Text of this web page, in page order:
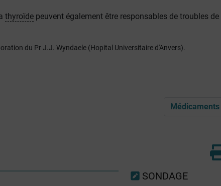
thyroïdepeuvent également être responsables de troubles de
du Pr J.J. Wyndaele (Hopital Universitaire d'Anvers).
Médicaments
SONDAGE